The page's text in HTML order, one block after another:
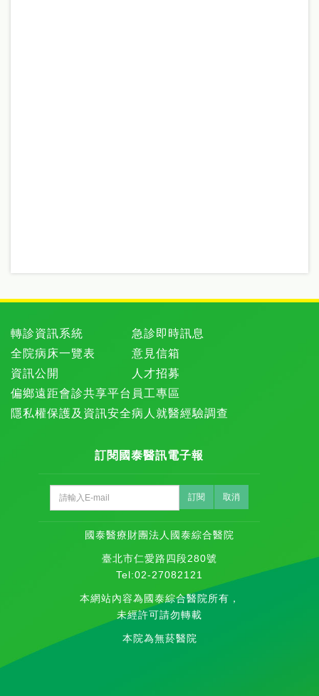
轉診資訊系統
急診即時訊息
全院病床一覽表
意見信箱
資訊公開
人才招募
偏鄉遠距會診共享平台 員工專區
隱私權保護及資訊安全病人就醫經驗調查
訂閱國泰醫訊電子報
訂閱 取消
國泰醫療財團法人國泰綜合醫院
臺北市仁愛路四段280號
Tel:02-27082121
本網站內容為國泰綜合醫院所有，
未經許可請勿轉載
本院為無菸醫院